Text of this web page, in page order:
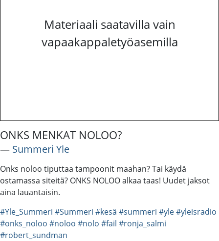
Materiaali saatavilla vain
vapaakappaletyöasemilla
ONKS MENKAT NOLOO?
― Summeri Yle
Onks noloo tiputtaa tampoonit maahan? Tai käydä
ostamassa siteitä? ONKS NOLOO alkaa taas! Uudet jaksot
aina lauantaisin.
#Yle_Summeri #Summeri #kesä #summeri #yle#yleisradio
#onks_noloo #noloo #nolo #fail #ronja_salmi
#robert_sundman